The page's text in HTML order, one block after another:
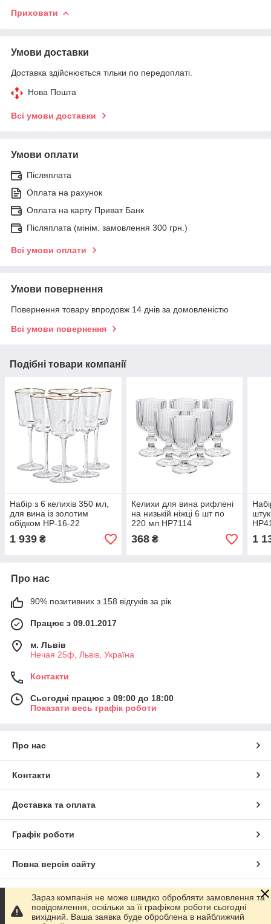
Приховати
Умови доставки
Доставка здійснюється тільки по передоплаті.
Нова Пошта
Всі умови доставки
Умови оплати
Післяплата
Оплата на рахунок
Оплата на карту Приват Банк
Післяплата (мінім. замовлення 300 грн.)
Всі умови оплати
Умови повернення
Повернення товару впродовж 14 днів за домовленістю
Всі умови повернення
Подібні товари компанії
Набір з 6 келихів 350 мл,
для вина із золотим
обідком HP-16-22
1 939 ₴
Келихи для вина рифлені
на низькій ніжці 6 шт по
220 мл HP7114
368₴ 1
Про нас
90% позитивних з 158 відгуків за рік
Працює з 09.01.2017
м. Львів
Нечая 25ф, Львів, Україна
Контакти
Сьогодні працює з 09:00 до 18:00
Показати весь графік роботи
Про нас
Контакти
Доставка та оплата
Графік роботи
Повна версія сайту
Сайт створено на маркетплейсіProm.ua
Зараз компанія не може швидко обробляти замовлення та
повідомлення, оскільки за її графіком роботи сьогодні
вихідний. Ваша заявка буде оброблена в найближчий